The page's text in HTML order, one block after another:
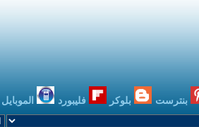
بنترست بلوكر فليبورد الموبايل